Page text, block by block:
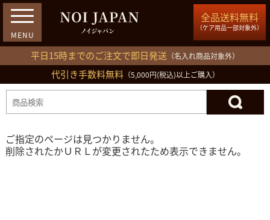
全品送料無料
（ケア用品一部対象外）
平日15時までのご注文で即日発送 （名入れ商品対象外）
代引き手数料無料（5,000円(税込)以上ご購入）
03-5809-1212
ログイン 会員登録 買い物カゴ
ご指定のページは見つかりません。
削除されたかＵＲＬが変更されたため表示できません。